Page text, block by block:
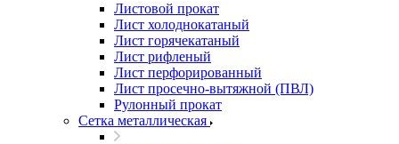
Листовой прокат
Лист холоднокатаный
Лист горячекатаный
Лист рифленый
Лист перфорированный
Лист просечно-вытяжной (ПВЛ)
Рулонный прокат
Сетка металлическая